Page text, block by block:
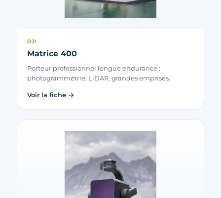
DJI
Matrice 400
Porteur professionnel longue endurance :
photogrammétrie, LiDAR, grandes emprises.
Voir la fiche →